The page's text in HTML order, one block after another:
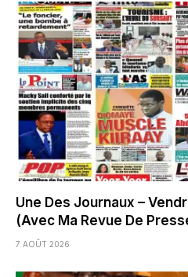
Une Des Journaux –
(Avec Ma Revue De
7 AOÛT 2026